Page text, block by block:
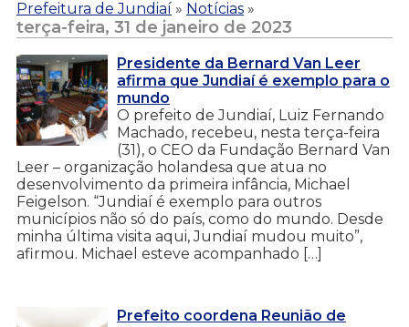
Prefeitura de Jundiaí » Notícias »
terça-feira, 31 de janeiro de 2023
Presidente da Bernard Van Leer
afirma que Jundiaí é exemplo para o
mundo
O prefeito de Jundiaí, Luiz Fernando
Machado, recebeu, nesta terça-feira
(31), o CEO da Fundação Bernard Van
Leer – organização holandesa que atua no
desenvolvimento da primeira infância, Michael
Feigelson. “Jundiaí é exemplo para outros
municípios não só do país, como do mundo. Desde
minha última visita aqui, Jundiaí mudou muito”,
afirmou. Michael esteve acompanhado […]
Prefeito coordena Reunião de